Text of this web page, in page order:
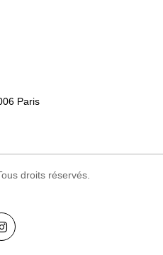
Paris
droits réservés.